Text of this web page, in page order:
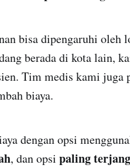
bisa dipengaruhi oleh
berada di kota lain,
Tim medis kami
biaya.
dengan opsi
, dan opsi paling